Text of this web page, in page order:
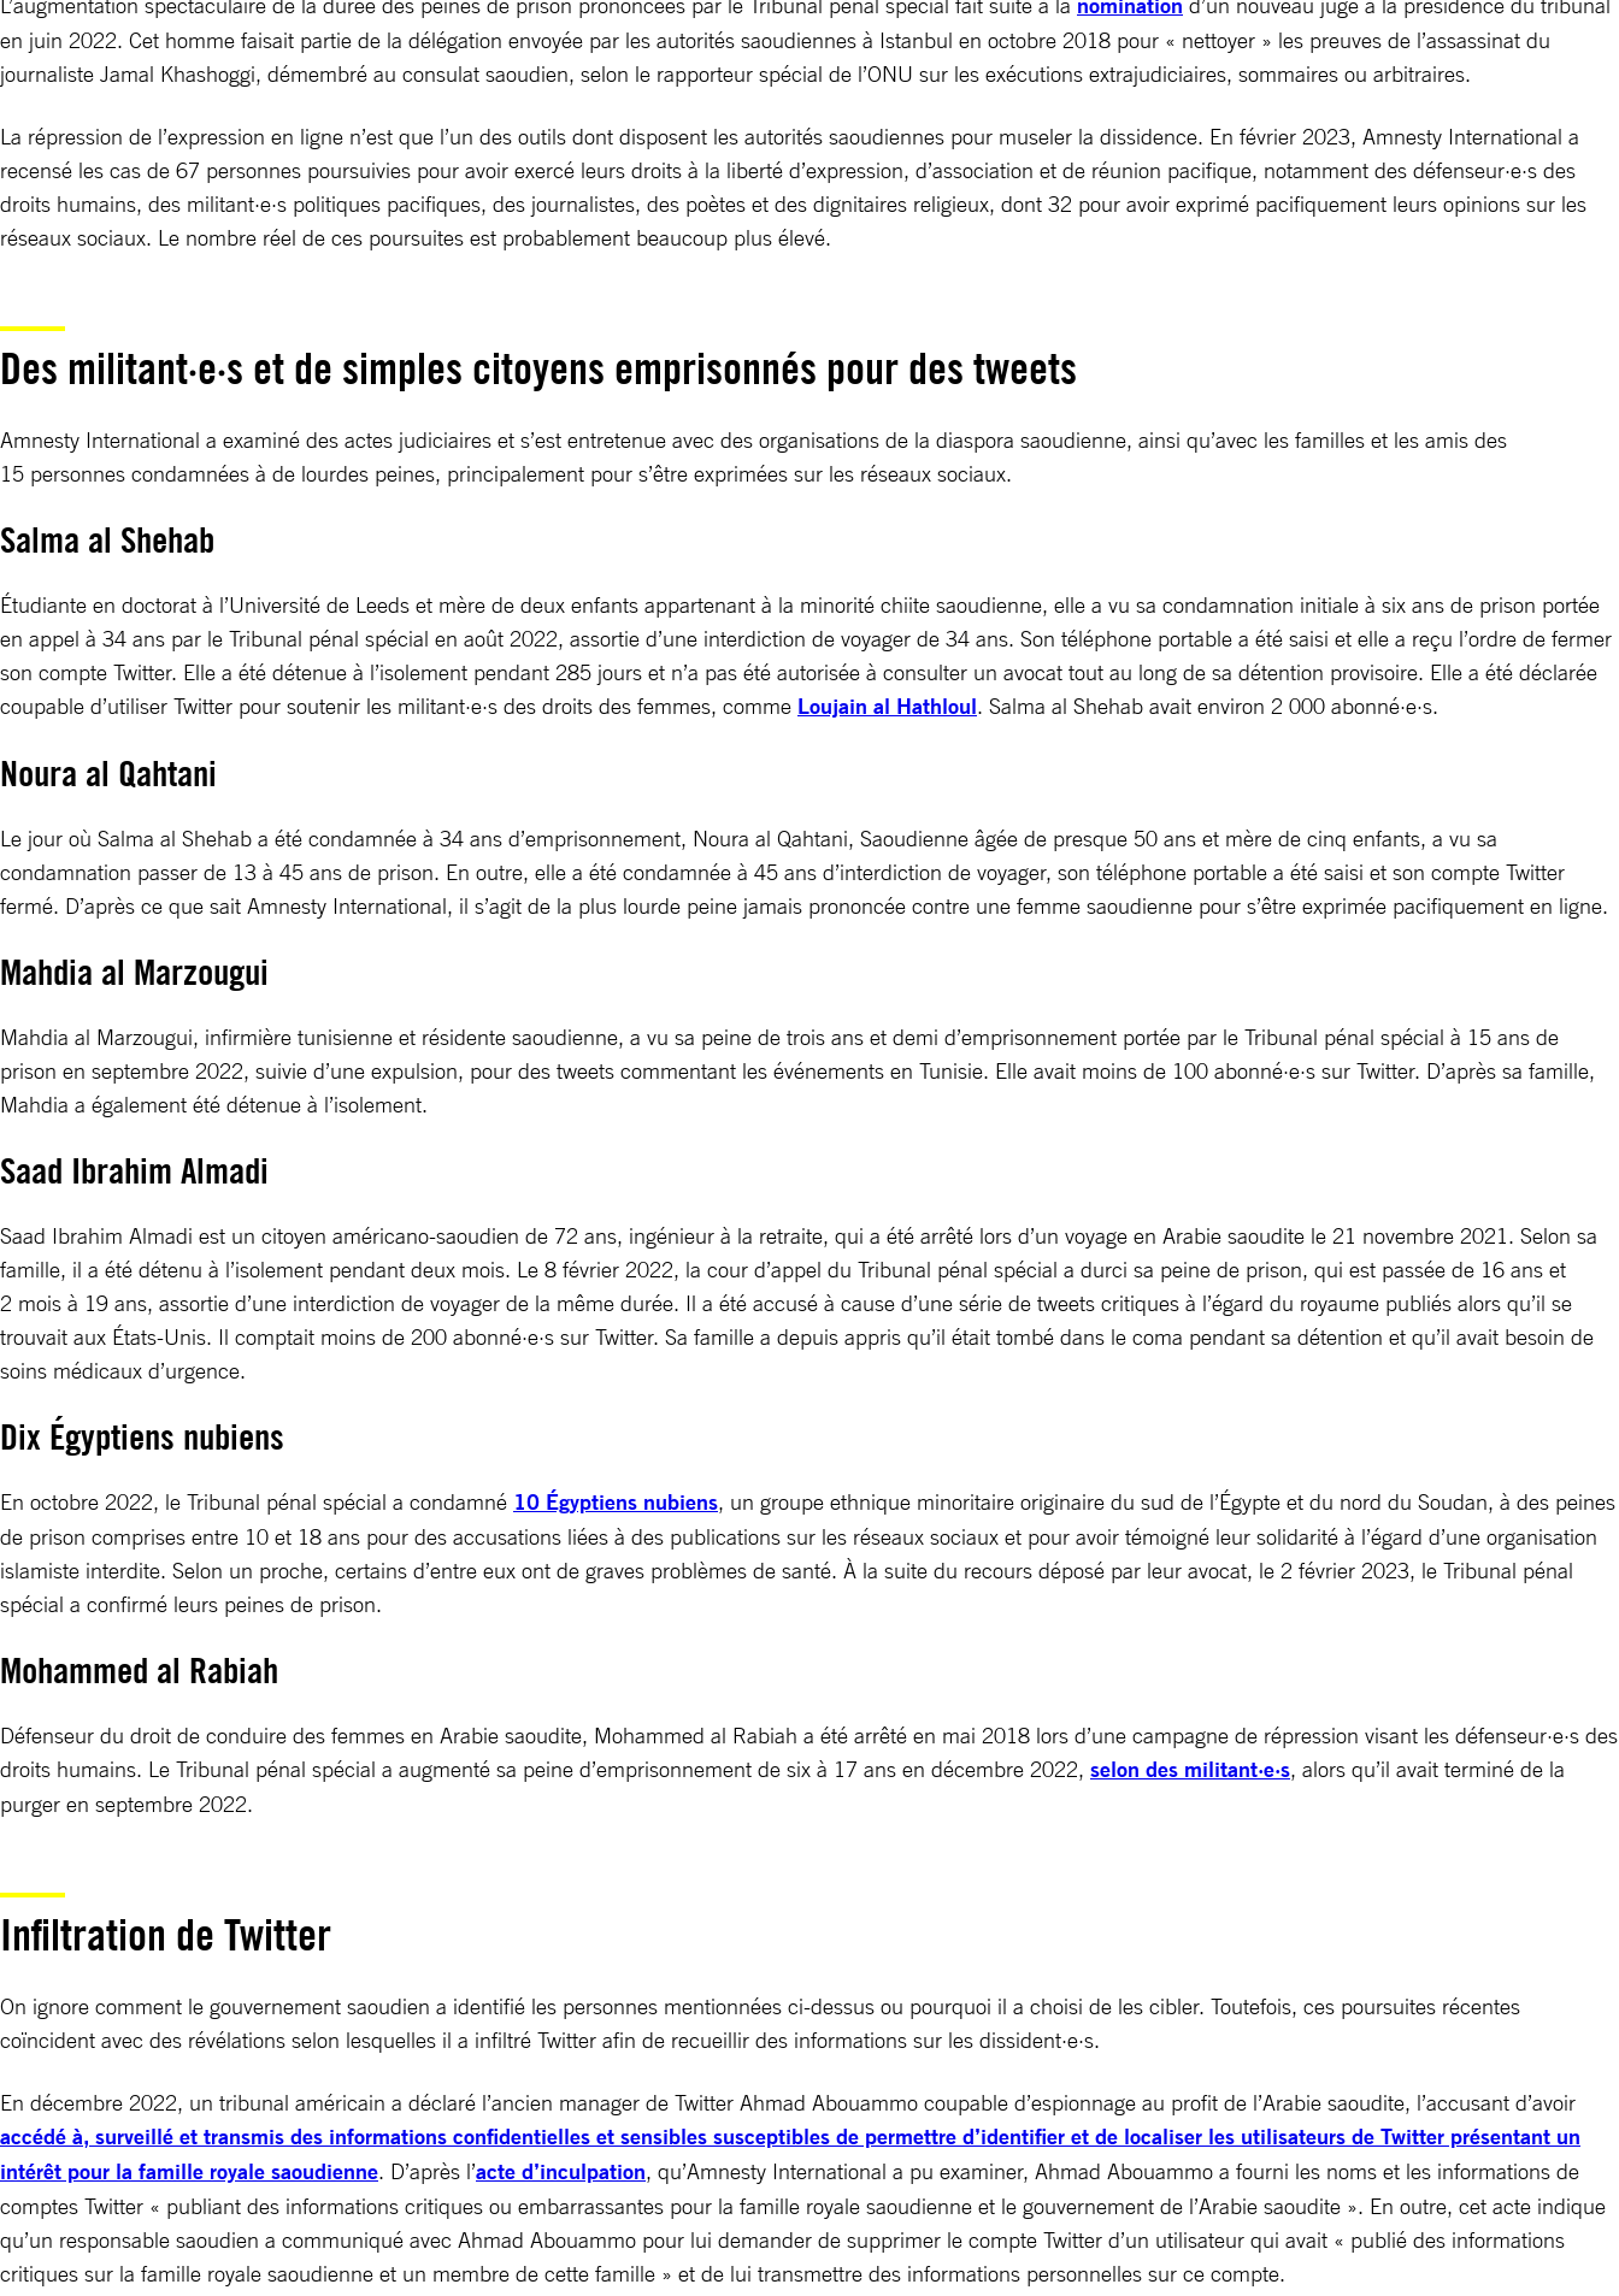
en juin 2022. Cet homme faisait partie de la délégation envoyée par les autorités saoudiennes à Istanbul en octobre 2018 pour « nettoyer » les preuves de l’assassinat du
journaliste Jamal Khashoggi, démembré au consulat saoudien, selon le rapporteur spécial de l’ONU sur les exécutions extrajudiciaires, sommaires ou arbitraires.
La répression de l’expression en ligne n’est que l’un des outils dont disposent les autorités saoudiennes pour museler la dissidence. En février 2023, Amnesty International a
recensé les cas de 67 personnes poursuivies pour avoir exercé leurs droits à la liberté d’expression, d’association et de réunion pacifique, notamment des défenseur·e·s des
droits humains, des militant·e·s politiques pacifiques, des journalistes, des poètes et des dignitaires religieux, dont 32 pour avoir exprimé pacifiquement leurs opinions sur les
réseaux sociaux. Le nombre réel de ces poursuites est probablement beaucoup plus élevé.
Des militant·e·s et de simples citoyens emprisonnés pour des tweets
Amnesty International a examiné des actes judiciaires et s’est entretenue avec des organisations de la diaspora saoudienne, ainsi qu’avec les familles et les amis des
15 personnes condamnées à de lourdes peines, principalement pour s’être exprimées sur les réseaux sociaux.
Salma al Shehab
Étudiante en doctorat à l’Université de Leeds et mère de deux enfants appartenant à la minorité chiite saoudienne, elle a vu sa condamnation initiale à six ans de prison portée
en appel à 34 ans par le Tribunal pénal spécial en août 2022, assortie d’une interdiction de voyager de 34 ans. Son téléphone portable a été saisi et elle a reçu l’ordre de fermer
son compte Twitter. Elle a été détenue à l’isolement pendant 285 jours et n’a pas été autorisée à consulter un avocat tout au long de sa détention provisoire. Elle a été déclarée
coupable d’utiliser Twitter pour soutenir les militant·e·s des droits des femmes, comme Loujain al Hathloul. Salma al Shehab avait environ 2 000 abonné·e·s.
Noura al Qahtani
Le jour où Salma al Shehab a été condamnée à 34 ans d’emprisonnement, Noura al Qahtani, Saoudienne âgée de presque 50 ans et mère de cinq enfants, a vu sa
condamnation passer de 13 à 45 ans de prison. En outre, elle a été condamnée à 45 ans d’interdiction de voyager, son téléphone portable a été saisi et son compte Twitter
fermé. D’après ce que sait Amnesty International, il s’agit de la plus lourde peine jamais prononcée contre une femme saoudienne pour s’être exprimée pacifiquement en ligne.
Mahdia al Marzougui
Mahdia al Marzougui, infirmière tunisienne et résidente saoudienne, a vu sa peine de trois ans et demi d’emprisonnement portée par le Tribunal pénal spécial à 15 ans de
prison en septembre 2022, suivie d’une expulsion, pour des tweets commentant les événements en Tunisie. Elle avait moins de 100 abonné·e·s sur Twitter. D’après sa famille,
Mahdia a également été détenue à l’isolement.
Saad Ibrahim Almadi
Saad Ibrahim Almadi est un citoyen américano-saoudien de 72 ans, ingénieur à la retraite, qui a été arrêté lors d’un voyage en Arabie saoudite le 21 novembre 2021. Selon sa
famille, il a été détenu à l’isolement pendant deux mois. Le 8 février 2022, la cour d’appel du Tribunal pénal spécial a durci sa peine de prison, qui est passée de 16 ans et
2 mois à 19 ans, assortie d’une interdiction de voyager de la même durée. Il a été accusé à cause d’une série de tweets critiques à l’égard du royaume publiés alors qu’il se
trouvait aux États-Unis. Il comptait moins de 200 abonné·e·s sur Twitter. Sa famille a depuis appris qu’il était tombé dans le coma pendant sa détention et qu’il avait besoin de
soins médicaux d’urgence.
Dix Égyptiens nubiens
En octobre 2022, le Tribunal pénal spécial a condamné 10 Égyptiens nubiens, un groupe ethnique minoritaire originaire du sud de l’Égypte et du nord du Soudan, à des peines
de prison comprises entre 10 et 18 ans pour des accusations liées à des publications sur les réseaux sociaux et pour avoir témoigné leur solidarité à l’égard d’une organisation
islamiste interdite. Selon un proche, certains d’entre eux ont de graves problèmes de santé. À la suite du recours déposé par leur avocat, le 2 février 2023, le Tribunal pénal
spécial a confirmé leurs peines de prison.
Mohammed al Rabiah
Défenseur du droit de conduire des femmes en Arabie saoudite, Mohammed al Rabiah a été arrêté en mai 2018 lors d’une campagne de répression visant les défenseur·e·s des
droits humains. Le Tribunal pénal spécial a augmenté sa peine d’emprisonnement de six à 17 ans en décembre 2022, selon des militant·e·s, alors qu’il avait terminé de la
purger en septembre 2022.
Infiltration de Twitter
On ignore comment le gouvernement saoudien a identifié les personnes mentionnées ci-dessus ou pourquoi il a choisi de les cibler. Toutefois, ces poursuites récentes
coïncident avec des révélations selon lesquelles il a infiltré Twitter afin de recueillir des informations sur les dissident·e·s.
En décembre 2022, un tribunal américain a déclaré l’ancien manager de Twitter Ahmad Abouammo coupable d’espionnage au profit de l’Arabie saoudite, l’accusant d’avoir
accédé à, surveillé et transmis des informations confidentielles et sensibles susceptibles de permettre d’identifier et de localiser les utilisateurs de Twitter présentant un
intérêt pour la famille royale saoudienne. D’après l’acte d’inculpation, qu’Amnesty International a pu examiner, Ahmad Abouammo a fourni les noms et les informations de
comptes Twitter « publiant des informations critiques ou embarrassantes pour la famille royale saoudienne et le gouvernement de l’Arabie saoudite ». En outre, cet acte indique
qu’un responsable saoudien a communiqué avec Ahmad Abouammo pour lui demander de supprimer le compte Twitter d’un utilisateur qui avait « publié des informations
critiques sur la famille royale saoudienne et un membre de cette famille » et de lui transmettre des informations personnelles sur ce compte.